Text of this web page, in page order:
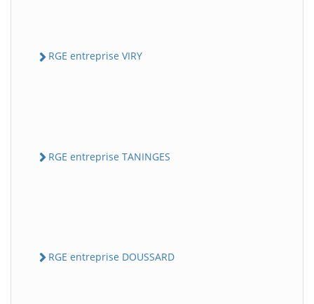
RGE entreprise VIRY
RGE entreprise TANINGES
RGE entreprise DOUSSARD